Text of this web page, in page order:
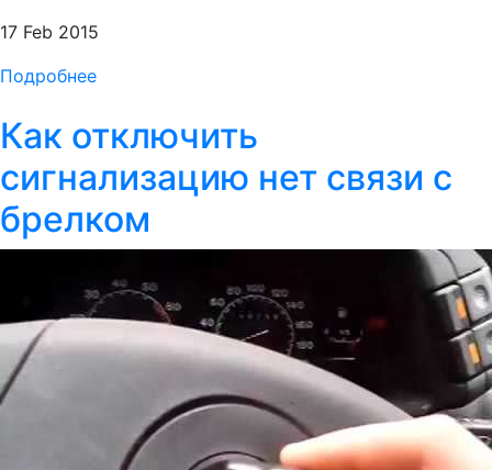
17 Feb 2015
Подробнее
Как отключить
сигнализацию нет связи с
брелком